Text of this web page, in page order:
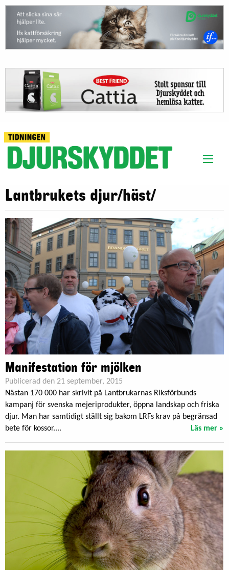
Lantbrukets djur/häst/
Manifestation för mjölken
Publicerad den 21 september, 2015
Nästan 170 000 har skrivit på Lantbrukarnas Riksförbunds
kampanj för svenska mejeriprodukter, öppna landskap och friska
djur. Man har samtidigt ställt sig bakom LRFs krav på begränsad
bete för kossor....
Läs mer »